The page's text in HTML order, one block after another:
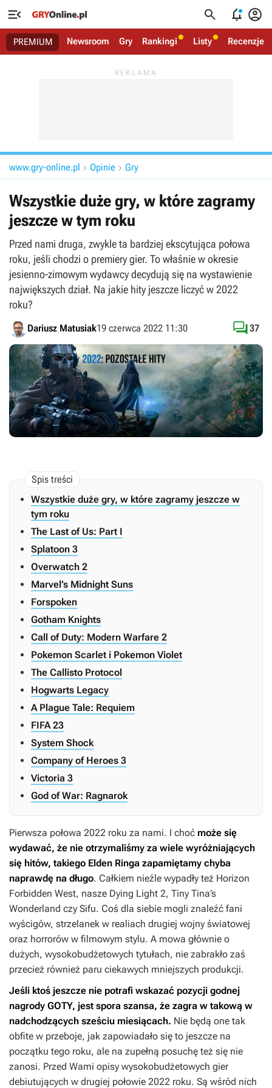
   
PREMIUM Newsroom Gry Rankingi Listy Recenzje
www.gry-online.pl  Opinie  Gry
Wszystkie duże gry, w które zagramy
jeszcze w tym roku
Przed nami druga, zwykle ta bardziej ekscytująca połowa
roku, jeśli chodzi o premiery gier. To właśnie w okresie
jesienno-zimowym wydawcy decydują się na wystawienie
największych dział. Na jakie hity jeszcze liczyć w 2022
roku?
Dariusz Matusiak19 czerwca 2022 11:30 37
Wszystkie duże gry, w które zagramy jeszcze w
tym roku
The Last of Us: Part I
Splatoon 3
Overwatch 2
Marvel’s Midnight Suns
Forspoken
Gotham Knights
Call of Duty: Modern Warfare 2
Pokemon Scarlet i Pokemon Violet
The Callisto Protocol
Hogwarts Legacy
A Plague Tale: Requiem
FIFA 23
System Shock
Company of Heroes 3
Victoria 3
God of War: Ragnarok
Pierwsza połowa 2022 roku za nami. I choć może się
wydawać, że nie otrzymaliśmy za wiele wyróżniających
się hitów, takiego Elden Ringa zapamiętamy chyba
naprawdę na długo. Całkiem nieźle wypadły też Horizon
Forbidden West, nasze Dying Light 2, Tiny Tina’s
Wonderland czy Sifu. Coś dla siebie mogli znaleźć fani
wyścigów, strzelanek w realiach drugiej wojny światowej
oraz horrorów w filmowym stylu. A mowa głównie o
dużych, wysokobudżetowych tytułach, nie zabrakło zaś
przecież również paru ciekawych mniejszych produkcji.
Jeśli ktoś jeszcze nie potrafi wskazać pozycji godnej
nagrody GOTY, jest spora szansa, że zagra w takową w
nadchodzących sześciu miesiącach. Nie będą one tak
obfite w przeboje, jak zapowiadało się to jeszcze na
początku tego roku, ale na zupełną posuchę też się nie
zanosi. Przed Wami opisy wysokobudżetowych gier
debiutujących w drugiej połowie 2022 roku. Są wśród nich